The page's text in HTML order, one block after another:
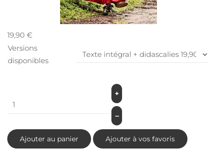
19,90 €
Versions
disponibles
+
–
Ajouter au panier Ajouter à vos favoris